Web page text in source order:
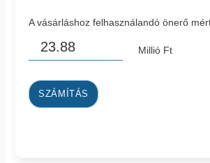
A vásárláshoz felhasználandó önerő
Millió Ft
SZÁMÍTÁS